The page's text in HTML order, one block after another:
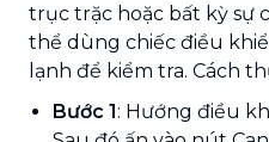
trục trặc hoặc bất kỳ sự
thể dùng chiếc điều
lạnh để kiểm tra. Cách
Bước 1: Hướng điều